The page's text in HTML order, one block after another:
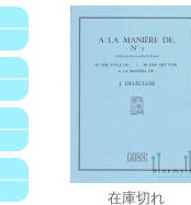
在庫切れ